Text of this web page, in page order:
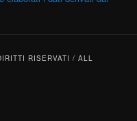
RISERVATI / ALL